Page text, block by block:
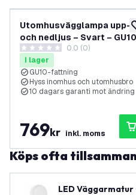
Utomhusvägglampa upp-
och nedljus – Svart –
sockel – IP44 – Canto Maxi
2 – 10 års garanti
0 stjärnbetyg 0.0 (0)
I lager
GU10-fattning
Hyss inomhus och utomhusbro
10 dagars garanti mot ändring
769kr inkl. moms
Köps ofta
LED Väggarmatur